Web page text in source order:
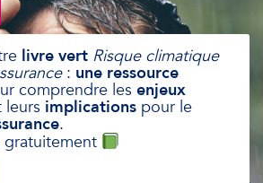
livre vert Risque climatique
: une ressource
comprendre les enjeux
leurs implications pour le
.
gratuitement